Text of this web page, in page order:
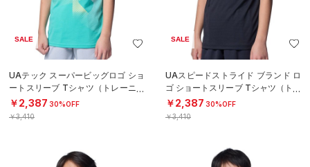
SALE
UAテック スーパービッグロゴ ショ
ートスリーブ Tシャツ（トレーニン
グ/BOYS）
￥2,387 30%OFF
￥3,410
SALE
UAスピードストライド ブランド ロ
ゴ ショートスリーブ Tシャツ（トレ
ーニング/BOYS）
￥2,387 30%OFF
￥3,410